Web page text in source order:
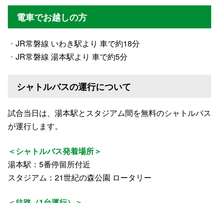
電車でお越しの方
・ JR常磐線 いわき駅より 車で約18分
・ JR常磐線 湯本駅より 車で約5分
シャトルバスの運行について
試合当日は、湯本駅とスタジアム間を無料のシャトルバス
が運行します。
＜シャトルバス発着場所＞
湯本駅：5番停留所付近
スタジアム：21世紀の森公園 ロータリー